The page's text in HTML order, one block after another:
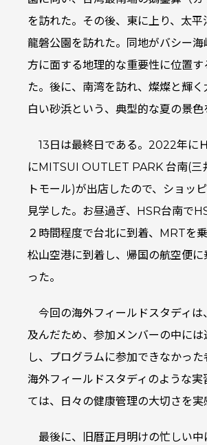
を訪れた。その後、東に上り、太平
龍磐公園を訪れた。同地がバシー
方に面する地理的な重要性に位置す
た。後に、南湾を訪れ、燦燦と輝く
白い砂浜という、典型的な夏の景色
13日は最終日である。2022年に
にMITSUI OUTLET PARK 台南(三
トモール)が出店したので、ショッ
見学した。お昼過ぎ、HSR台南で
２時間程度で台北に到着、MRTを
松山空港に到着し、帰国の航空便に
った。
今回の海外フィールドスタディは
及んだため、参加メンバーの中には
し、プログラムに参加できなかった
海外フィールドスタディのような実
ては、日々の健康管理の大切さを実
最後に、旧暦正月明けの忙しい中